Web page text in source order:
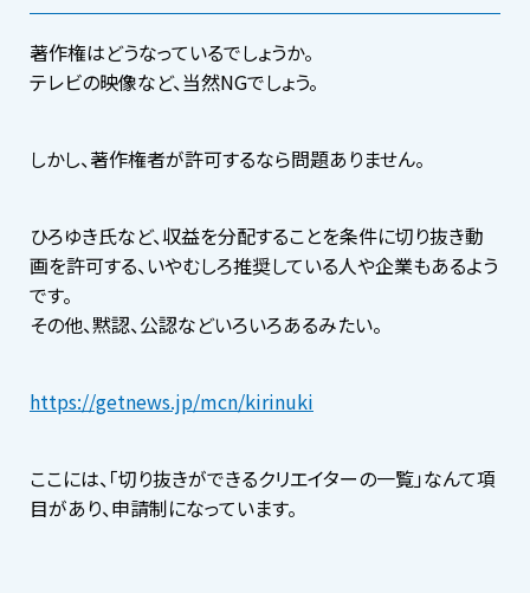
著作権はどうなっているでしょうか。
テレビの映像など、当然NGでしょう。
しかし、著作権者が許可するなら問題ありません。
ひろゆき氏など、収益を分配することを条件に切り抜き動
画を許可する、いやむしろ推奨している人や企業もあるよう
です。
その他、黙認、公認などいろいろあるみたい。
https://getnews.jp/mcn/kirinuki
ここには、「切り抜きができるクリエイターの一覧」なんて項
目があり、申請制になっています。